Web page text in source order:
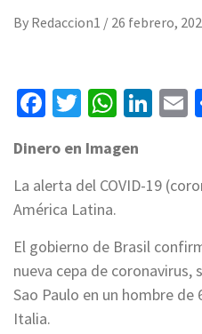
By Redaccion1 / 26 febrero,
Facebook
Twitter
Dinero en Imagen
La alerta del COVID-19
América Latina.
El gobierno de Brasil
nueva cepa de coronavirus,
Sao Paulo en un hombre
Italia.